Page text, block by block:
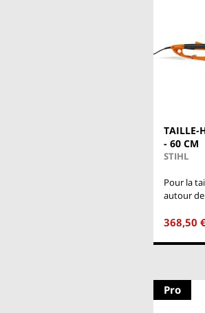
TAILLE-
- 60 CM
STIHL
Pour la
autour
368,50
Pro